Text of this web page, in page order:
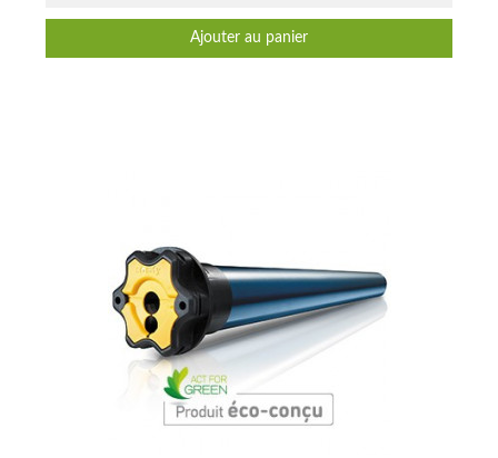
Ajouter au panier